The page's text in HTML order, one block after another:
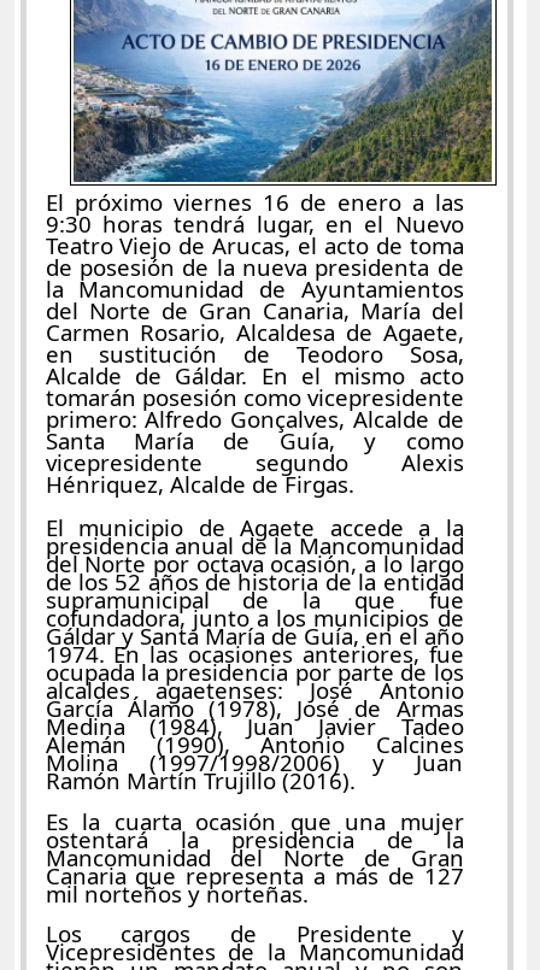
El próximo viernes 16 de enero a las
9:30 horas tendrá lugar, en el Nuevo
Teatro Viejo de Arucas, el acto de toma
de posesión de la nueva presidenta de
la Mancomunidad de Ayuntamientos
del Norte de Gran Canaria, María del
Carmen Rosario, Alcaldesa de Agaete,
en sustitución de Teodoro Sosa,
Alcalde de Gáldar. En el mismo acto
tomarán posesión como vicepresidente
primero: Alfredo Gonçalves, Alcalde de
Santa María de Guía, y como
vicepresidente segundo Alexis
Hénriquez, Alcalde de Firgas.
El municipio de Agaete accede a la
presidencia anual de la Mancomunidad
del Norte por octava ocasión, a lo largo
de los 52 años de historia de la entidad
supramunicipal de la que fue
cofundadora, junto a los municipios de
Gáldar y Santa María de Guía, en el año
1974. En las ocasiones anteriores, fue
ocupada la presidencia por parte de los
alcaldes agaetenses: José Antonio
García Álamo (1978), José de Armas
Medina (1984), Juan Javier Tadeo
Alemán (1990), Antonio Calcines
Molina (1997/1998/2006) y Juan
Ramón Martín Trujillo (2016).
Es la cuarta ocasión que una mujer
ostentará la presidencia de la
Mancomunidad del Norte de Gran
Canaria que representa a más de 127
mil norteños y norteñas.
Los cargos de Presidente y
Vicepresidentes de la Mancomunidad